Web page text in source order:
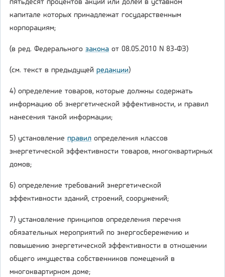
пятьдесят процентов акций или долей в уставном
капитале которых принадлежат государственным
корпорациям;
(в ред. Федерального закона от 08.05.2010 N 83-ФЗ)
(см. текст в предыдущей редакции)
4) определение товаров, которые должны содержать
информацию об энергетической эффективности, и правил
нанесения такой информации;
5) установление правил определения классов
энергетической эффективности товаров, многоквартирных
домов;
6) определение требований энергетической
эффективности зданий, строений, сооружений;
7) установление принципов определения перечня
обязательных мероприятий по энергосбережению и
повышению энергетической эффективности в отношении
общего имущества собственников помещений в
многоквартирном доме;